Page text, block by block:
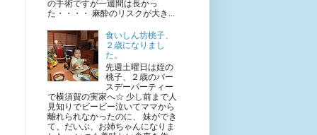
の手術ですが一週間は長かっ
た・・・・ 麻酔のリスクが大き...
食いしん坊桃子、
２歳になりまし
た。
先週土曜日は姪の
桃子、２歳のバー
スデーパーティー
で横須賀の実家へ☆ 少し前まで人
見知りでビービー泣いてママから
離れられなかったのに、 妹ができ
て、だいぶ、お姉ちゃんになりま